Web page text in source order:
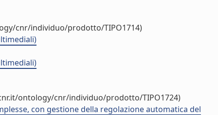
cnr/individuo/prodotto/TIPO1714)
ontology/cnr/individuo/prodotto/TIPO1724)
con gestione della regolazione automatica del